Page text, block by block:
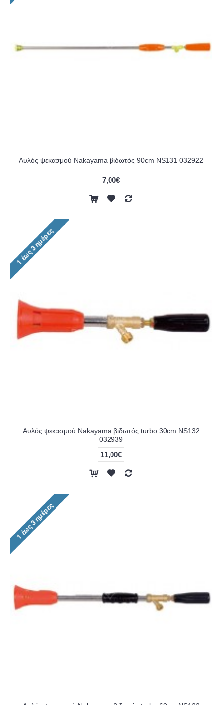
Αυλός ψεκασμού Nakayama βιδωτός 90cm NS131 032922
7,00€
Αυλός ψεκασμού Nakayama βιδωτός turbo 30cm NS132
032939
11,00€